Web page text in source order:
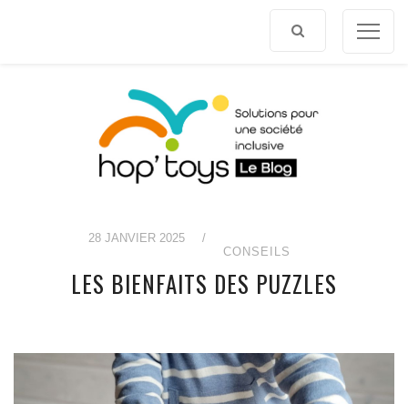
28 JANVIER 2025
/
CONSEILS
LES BIENFAITS DES PUZZLES